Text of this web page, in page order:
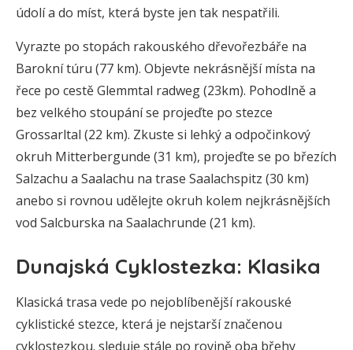
údolí a do míst, která byste jen tak nespatřili.
Vyrazte po stopách rakouského dřevořezbáře na
Barokní túru (77 km). Objevte nekrásnější místa na
řece po cestě Glemmtal radweg (23km). Pohodlně a
bez velkého stoupání se projeďte po stezce
Grossarltal (22 km). Zkuste si lehký a odpočinkový
okruh Mitterbergunde (31 km), projeďte se po březích
Salzachu a Saalachu na trase Saalachspitz (30 km)
anebo si rovnou udělejte okruh kolem nejkrásnějších
vod Salcburska na Saalachrunde (21 km).
Dunajská Cyklostezka: Klasika
Klasická trasa vede po nejoblíbenější rakouské
cyklistické stezce, která je nejstarší značenou
cyklostezkou. sleduje stále po rovině oba břehy